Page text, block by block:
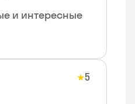
и интересные
★5